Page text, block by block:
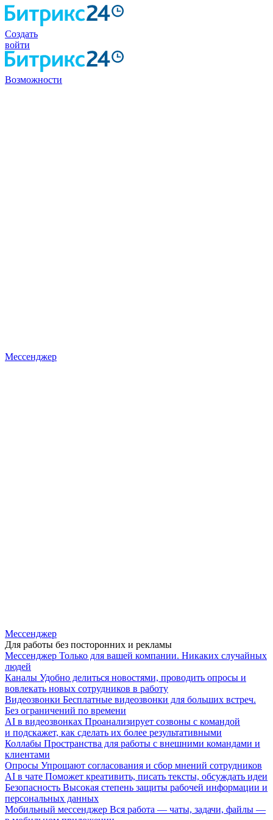
Создать
войти
Возможности
Мессенджер
Мессенджер
Для работы без посторонних и рекламы
Мессенджер Только для вашей компании. Никаких случайных
людей
Каналы Удобно делиться новостями, проводить опросы и
вовлекать новых сотрудников в работу
Видеозвонки Бесплатные видеозвонки для больших встреч.
Без ограничений по времени
AI в видеозвонках Проанализирует созвоны с командой
и подскажет, как сделать их более результативными
Коллабы Пространства для работы с внешними командами и
клиентами
Опросы Упрощают согласования и сбор мнений сотрудников
AI в чате Поможет креативить, писать тексты, обсуждать идеи
Безопасность Высокая степень защиты рабочей информации и
персональных данных
Мобильный мессенджер Вся работа — чаты, задачи, файлы —